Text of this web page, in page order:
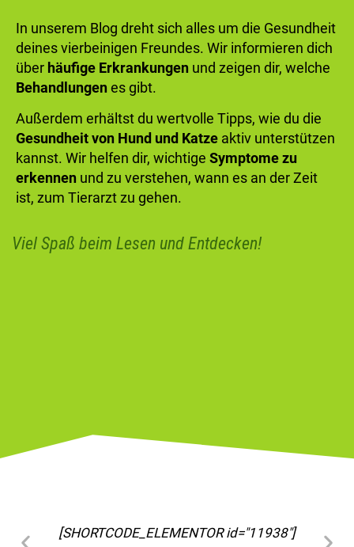
In unserem Blog dreht sich alles um die Gesundheit
deines vierbeinigen Freundes. Wir informieren dich
über häufige Erkrankungen und zeigen dir, welche
Behandlungenes gibt.
Außerdem erhältst du wertvolle Tipps, wie du die
Gesundheit von Hund und Katze aktiv unterstützen
kannst. Wir helfen dir, wichtige Symptome zu
erkennen und zu verstehen, wann es an der Zeit
ist, zum Tierarzt zu gehen.
Viel Spaß beim Lesen und Entdecken!
[SHORTCODE_ELEMENTOR id="11963"]